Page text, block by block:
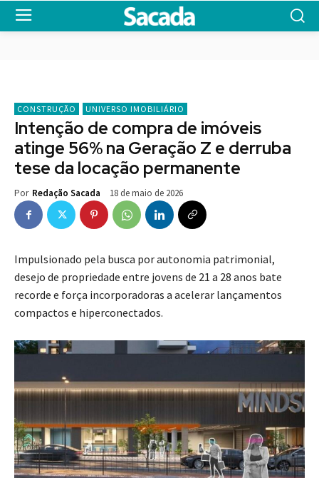
CONSTRUÇÃO UNIVERSO IMOBILIÁRIO
Intenção de compra de imóveis
atinge 56% na Geração Z e derruba
tese da locação permanente
Por Redação Sacada 18 de maio de 2026
Impulsionado pela busca por autonomia patrimonial,
desejo de propriedade entre jovens de 21 a 28 anos bate
recorde e força incorporadoras a acelerar lançamentos
compactos e hiperconectados.